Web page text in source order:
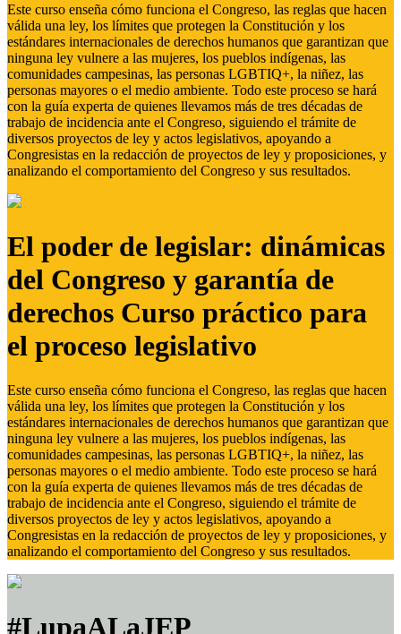
Este curso enseña cómo funciona el Congreso, las reglas que hacen
válida una ley, los límites que protegen la Constitución y los
estándares internacionales de derechos humanos que garantizan que
ninguna ley vulnere a las mujeres, los pueblos indígenas, las
comunidades campesinas, las personas LGBTIQ+, la niñez, las
personas mayores o el medio ambiente. Todo este proceso se hará
con la guía experta de quienes llevamos más de tres décadas de
trabajo de incidencia ante el Congreso, siguiendo el trámite de
diversos proyectos de ley y actos legislativos, apoyando a
Congresistas en la redacción de proyectos de ley y proposiciones, y
analizando el comportamiento del Congreso y sus resultados.
El poder de legislar: dinámicas
del Congreso y garantía de
derechos Curso práctico para
el proceso legislativo
Este curso enseña cómo funciona el Congreso, las reglas que hacen
válida una ley, los límites que protegen la Constitución y los
estándares internacionales de derechos humanos que garantizan que
ninguna ley vulnere a las mujeres, los pueblos indígenas, las
comunidades campesinas, las personas LGBTIQ+, la niñez, las
personas mayores o el medio ambiente. Todo este proceso se hará
con la guía experta de quienes llevamos más de tres décadas de
trabajo de incidencia ante el Congreso, siguiendo el trámite de
diversos proyectos de ley y actos legislativos, apoyando a
Congresistas en la redacción de proyectos de ley y proposiciones, y
analizando el comportamiento del Congreso y sus resultados.
#LupaALaJEP